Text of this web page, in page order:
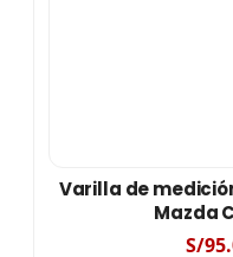
Varilla de
Mazda
S/